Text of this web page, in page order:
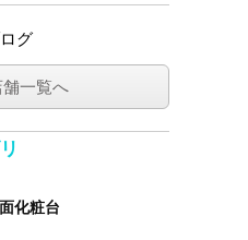
グ
舗一覧へ
化粧台